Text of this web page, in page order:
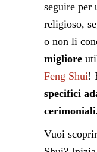
seguire per
religioso,
o non li
migliore
Feng Shui!
specifici
Vuoi